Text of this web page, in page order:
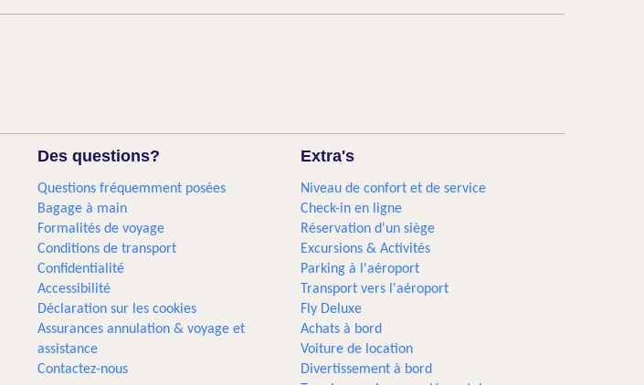
Des questions?
Questions fréquemment posées
Bagage à main
Formalités de voyage
Conditions de transport
Confidentialité
Accessibilité
Déclaration sur les cookies
Assurances annulation & voyage et
assistance
Contactez-nous
Extra's
Niveau de confort et de service
Check-in en ligne
Réservation d'un siège
Excursions & Activités​
Parking à l'aéroport
Transport vers l'aéroport
Fly Deluxe
Achats à bord
Voiture de location
Divertissement à bord